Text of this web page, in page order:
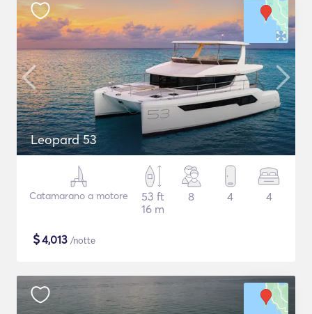
Leopard 53
Catamarano a motore
53 ft
16 m
8 4 4
$4,013 /notte